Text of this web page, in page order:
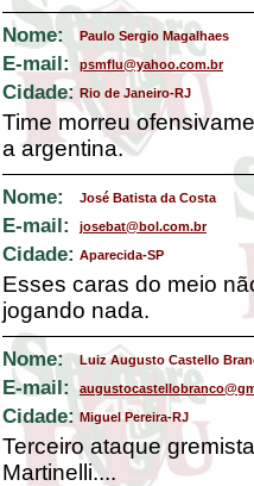
Nome: Paulo Sergio Magalhaes
E-mail: psmflu@yahoo.com.br
Cidade: Rio de Janeiro-RJ
Time morreu
a argentina.
Nome: José Batista da Costa
E-mail: josebat@bol.com.br
Cidade: Aparecida-SP
Esses caras do meio
jogando nada.
Nome: Luiz Augusto Castello
E-mail:
Cidade: Miguel Pereira-RJ
Terceiro ataque
Martinelli....